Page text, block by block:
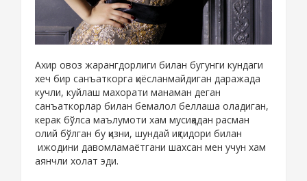
Ахир овоз жарангдорлиги билан бугунги кундаги
хеч бир санъаткорга қиёсланмайдиган даражада
кучли, куйлаш махорати манаман деган
санъаткорлар билан бемалол беллаша оладиган,
керак бўлса маълумоти хам мусиқадан расман
олий бўлган бу қизни, шундай иқтидори билан
ижодини давомламаётгани шахсан мен учун хам
аянчли холат эди.